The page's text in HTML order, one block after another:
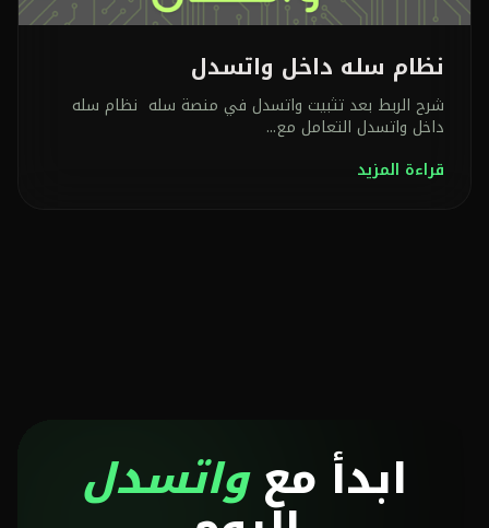
نظام سله داخل واتسدل
شرح الربط بعد تثبيت واتسدل في منصة سله نظام سله
داخل واتسدل التعامل مع...
قراءة المزيد
ابدأ معواتسدل